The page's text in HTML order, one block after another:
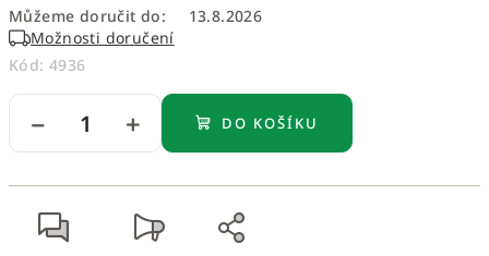
Můžeme doručit do:
13.8.2026
Možnosti doručení
Kód: 4936
+
− DO KOŠÍKU